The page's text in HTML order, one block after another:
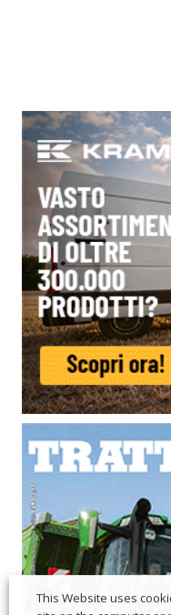
This Website uses